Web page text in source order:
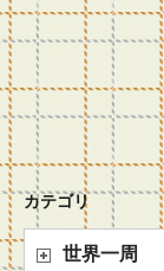
カテゴリ
世界一周